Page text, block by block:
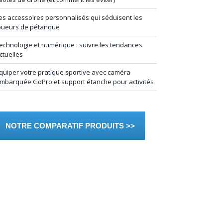
accessoires personnalisés qui séduisent les
de pétanque
et numérique : suivre les tendances
votre pratique sportive avec caméra
GoPro et support étanche pour activités
NOTRE COMPARATIF PRODUITS >>